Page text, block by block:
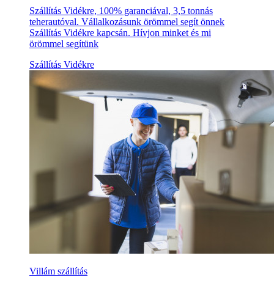
Szállítás Vidékre, 100% garanciával, 3,5 tonnás
teherautóval. Vállalkozásunk örömmel segít önnek
Szállítás Vidékre kapcsán. Hívjon minket és mi
örömmel segítünk
Szállítás Vidékre
Villám szállítás